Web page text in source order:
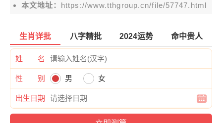
本文地址： https://www.tthgroup.cn/file/57747.html
生肖详批 八字精批 2024运势 命中贵人
姓 名
性 别 男 女
出生日期